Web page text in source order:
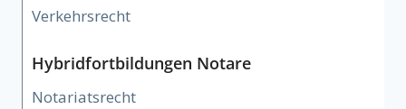
Verkehrsrecht
Hybridfortbildungen Notare
Notariatsrecht